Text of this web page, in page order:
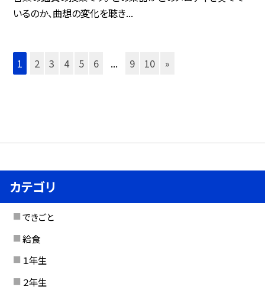
いるのか、曲想の変化を聴き...
1 2 3 4 5 6 ... 9 10 »
カテゴリ
できごと
給食
１年生
２年生